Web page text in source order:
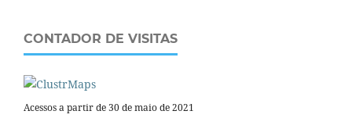
CONTADOR DE VISITAS
Acessos a partir de 30 de maio de 2021